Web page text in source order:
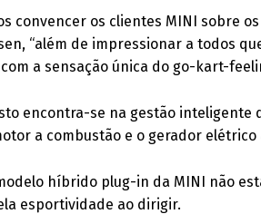
convencer os clientes MINI sobre
“além de impressionar a todos
a sensação única do go-kart-
encontra-se na gestão inteligente
a combustão e o gerador
híbrido plug-in da MINI não
esportividade ao dirigir.